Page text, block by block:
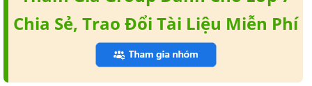
Chia Sẻ, Trao Đổi Tài Liệu Miễn Phí